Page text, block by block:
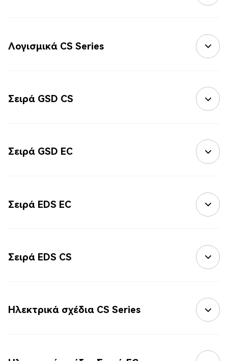
Λογισμικά CS Series
Σειρά GSD CS
Σειρά GSD EC
Σειρά EDS EC
Σειρά EDS CS
Ηλεκτρικά σχέδια CS Series